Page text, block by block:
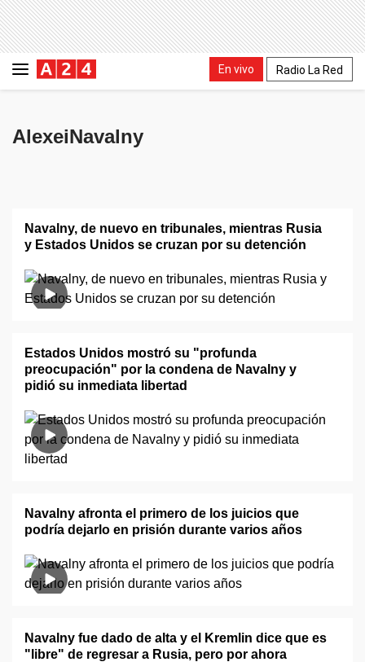
En vivo Radio La Red
AlexeiNavalny
Navalny, de nuevo en tribunales, mientras Rusia
y Estados Unidos se cruzan por su detención
Estados Unidos mostró su "profunda
preocupación" por la condena de Navalny y
pidió su inmediata libertad
Navalny afronta el primero de los juicios que
podría dejarlo en prisión durante varios años
Navalny fue dado de alta y el Kremlin dice que es
"libre" de regresar a Rusia, pero por ahora